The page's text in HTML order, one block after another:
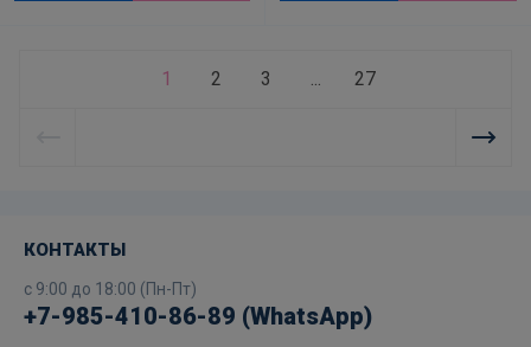
1 2 3 ... 27
КОНТАКТЫ
с 9:00 до 18:00 (Пн-Пт)
+7-985-410-86-89 (WhatsApp)